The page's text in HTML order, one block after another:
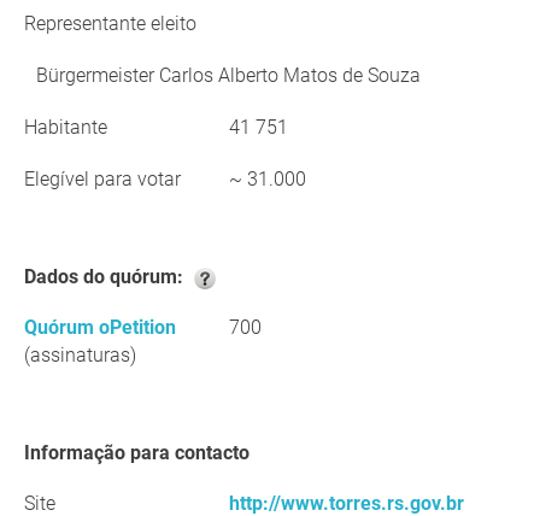
Representante eleito
Bürgermeister Carlos Alberto Matos de Souza
Habitante 41 751
Elegível para votar ~ 31.000
Dados do quórum:
Quórum oPetition
(assinaturas)
700
Informação para contacto
Site http://www.torres.rs.gov.br